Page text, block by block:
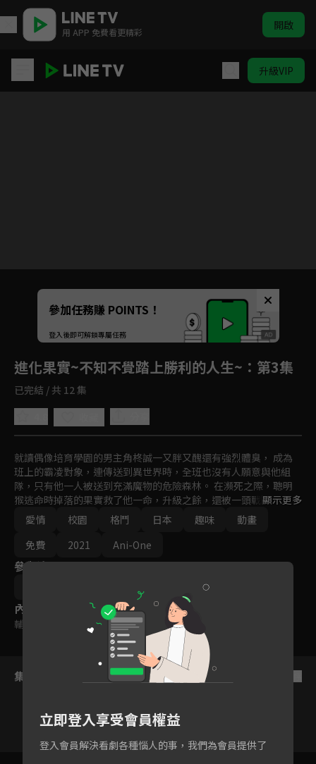
用 APP 免費看更精彩 開啟
升級VIP
Unmute
如有不便請見諒
參加任務賺 POINTS！
登入後即可解鎖專屬任務
進化果實~不知不覺踏上勝利的人生~ ：第3集
已完結 / 共 12 集
就讀偶像培育學園的男主角柊誠一又胖又醜還有強烈體臭， 成為
班上的霸凌對象，連傳送到異世界時，全班也沒有人願意與他組
隊，只有他一人被送到充滿魔物的危險森林。 在瀕死之際，聰明
猴逃命時掉落的果實救了他一命，升級之餘，還被一頭戰鬥力超強
的母猩猩愛上...
顯示更多
愛情
校園 格鬥 日本 趣味
動畫
免費
2021 Ani-One
參與演員
內容標籤
輔導十二歲級
集數列表
立即登入享受會員權益
登入會員解決看劇各種惱人的事，我們為會員提供了